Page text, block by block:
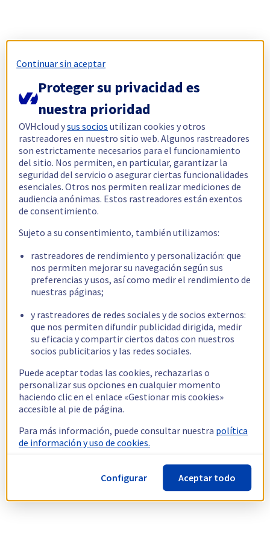
Continuar sin aceptar
Proteger su privacidad es
nuestra prioridad
OVHcloud ysus socios utilizan cookies y otros
rastreadores en nuestro sitio web. Algunos rastreadores
son estrictamente necesarios para el funcionamiento
del sitio. Nos permiten, en particular, garantizar la
seguridad del servicio o asegurar ciertas funcionalidades
esenciales. Otros nos permiten realizar mediciones de
audiencia anónimas. Estos rastreadores están exentos
de consentimiento.
Sujeto a su consentimiento, también utilizamos:
rastreadores de rendimiento y personalización: que
nos permiten mejorar su navegación según sus
preferencias y usos, así como medir el rendimiento de
nuestras páginas;
y rastreadores de redes sociales y de socios externos:
que nos permiten difundir publicidad dirigida, medir
su eficacia y compartir ciertos datos con nuestros
socios publicitarios y las redes sociales.
Puede aceptar todas las cookies, rechazarlas o
personalizar sus opciones en cualquier momento
haciendo clic en el enlace «Gestionar mis cookies»
accesible al pie de página.
Para más información, puede consultar nuestra política
de información y uso de cookies.
Configurar Aceptar todo